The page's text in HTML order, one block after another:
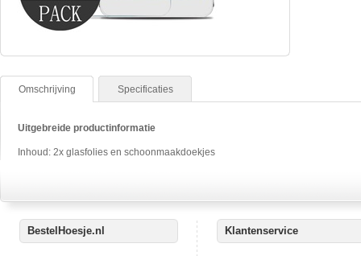
Omschrijving Specificaties
Uitgebreide productinformatie
Inhoud: 2x glasfolies en schoonmaakdoekjes
BestelHoesje.nl Klantenservice